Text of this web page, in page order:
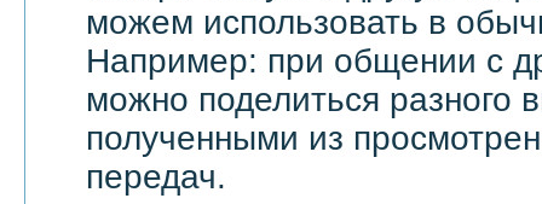
можем использовать в
Например: при общении с
можно поделиться разного
полученными из
передач.